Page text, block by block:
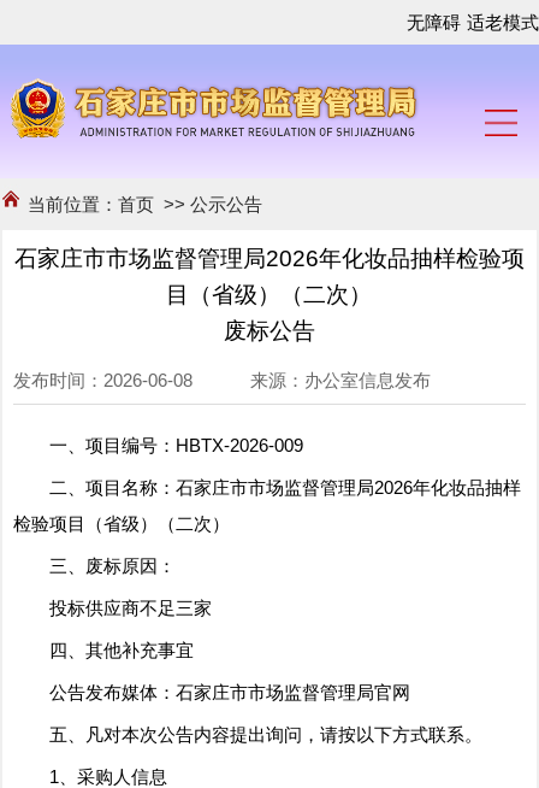
无障碍 适老模式
当前位置：首页 >>公示公告
石家庄市市场监督管理局2026年化妆品抽样检验项
目（省级）（二次）
废标公告
发布时间：2026-06-08 来源：办公室信息发布
一、项目编号：HBTX-2026-009
二、项目名称：石家庄市市场监督管理局2026年化妆品抽样
检验项目（省级）（二次）
三、废标原因：
投标供应商不足三家
四、其他补充事宜
公告发布媒体：石家庄市市场监督管理局官网
五、凡对本次公告内容提出询问，请按以下方式联系。
1、采购人信息